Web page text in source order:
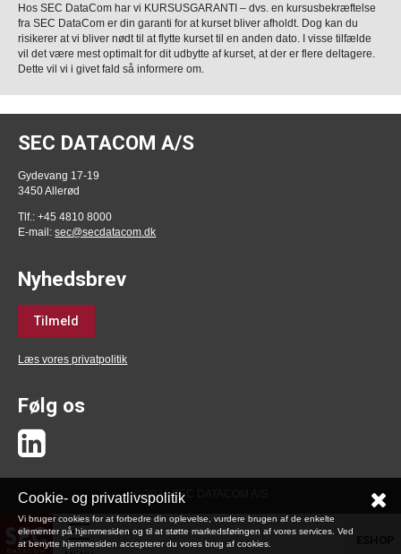
Hos SEC DataCom har vi KURSUSGARANTI – dvs. en kursusbekræftelse
fra SEC DataCom er din garanti for at kurset bliver afholdt. Dog kan du
risikerer at vi bliver nødt til at flytte kurset til en anden dato. I visse tilfælde
vil det være mest optimalt for dit udbytte af kurset, at der er flere deltagere.
Dette vil vi i givet fald så informere om.
SEC DATACOM A/S
Gydevang 17-19
3450 Allerød
Tlf.: +45 4810 8000
E-mail:sec@secdatacom.dk
Nyhedsbrev
Tilmeld
Læs vores privatpolitik
Følg os
© 2026 SEC DATACOM A/S
Cookie- og privatlivspolitik
Vi bruger cookies for at forbedre din oplevelse, vurdere brugen af de enkelte
elementer på hjemmesiden og til at støtte markedsføringen af vores services. Ved
at benytte hjemmesiden accepterer du vores brug af cookies.